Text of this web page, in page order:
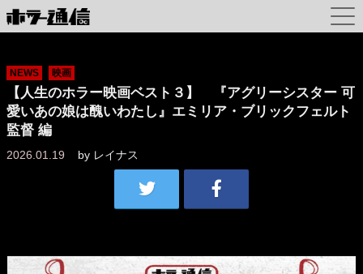
NEWS 映画
【人生のホラー映画ベスト３】 『アグリーシスター 可
愛いあの娘は醜いわたし』エミリア・ブリックフェルト
監督 編
2026.01.19 by レイナス